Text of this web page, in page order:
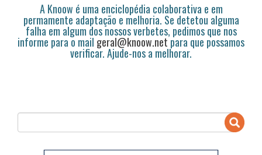
A Knoow é uma enciclopédia colaborativa e em
permamente adaptação e melhoria. Se detetou alguma
falha em algum dos nossos verbetes, pedimos que nos
informe para o mail geral@knoow.netpara que possamos
verificar. Ajude-nos a melhorar.